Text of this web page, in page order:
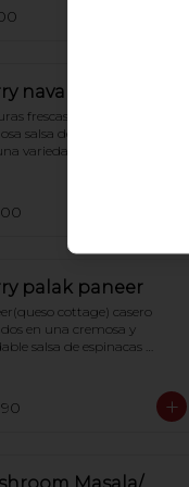
navabi hundi
frescas cocidas en una
salsa de tomate y cebolla
variedad de especias de la
palak paneer
cottage) casero
en una cremosa y
salsa de espinacas